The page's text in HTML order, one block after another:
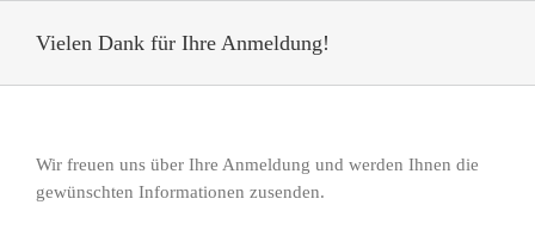
Vielen Dank für Ihre Anmeldung!
Wir freuen uns über Ihre Anmeldung und werden Ihnen die
gewünschten Informationen zusenden.